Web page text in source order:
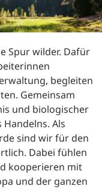
Spur wilder. Dafür
begleiten
Gemeinsam
und biologischer
Als
sind wir für den
Dabei fühlen
kooperieren mit
und der ganzen